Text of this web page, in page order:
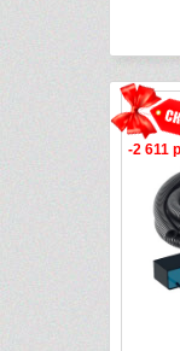
-2 611